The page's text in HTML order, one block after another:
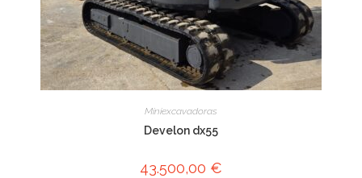
Miniexcavadoras
Develon dx55
43.500,00 €